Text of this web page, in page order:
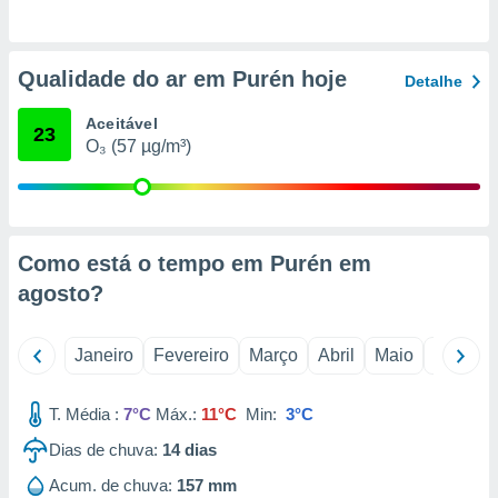
ou opor-
em “
na
ou aceder
num
Qualidade do ar em Purén hoje Detalhe
23 Aceitável
O₃ (57 µg/m³)
Como está o tempo em Purén em
agosto?
Janeiro Fevereiro Março Abril Maio Junho
T. Média : 7°C Máx.: 11°C Min: 3°C
Dias de chuva: 14dias
Acum. de chuva: 157 mm